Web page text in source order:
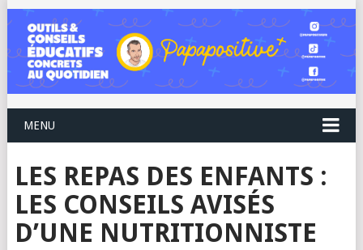
MENU
LES REPAS DES ENFANTS :
LES CONSEILS AVISÉS
D’UNE NUTRITIONNISTE